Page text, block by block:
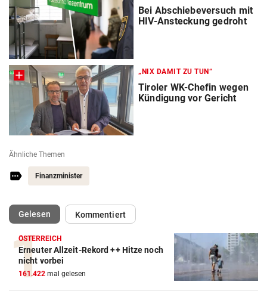
Bei Abschiebeversuch mit
HIV-Ansteckung gedroht
„NIX DAMIT ZU TUN“
Tiroler WK-Chefin wegen
Kündigung vor Gericht
Ähnliche Themen
Finanzminister
Gelesen(ausgewählt)Kommentiert
ÖSTERREICH
Erneuter Allzeit-Rekord ++ Hitze noch
nicht vorbei
161.422 mal gelesen